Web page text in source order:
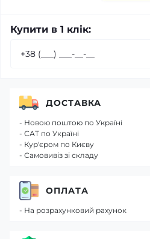
Купити в 1 клік:
ДОСТАВКА
- Новою поштою по Україні
- САТ по Україні
- Кур'єром по Києву
- Самовивіз зі складу
ОПЛАТА
- На розрахунковий рахунок